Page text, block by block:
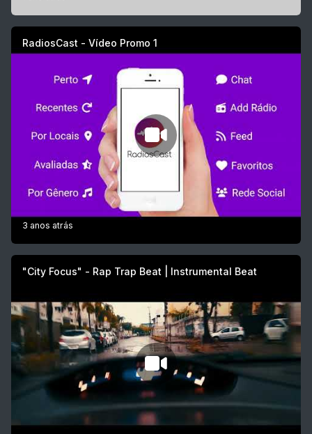
RadiosCast - Vídeo Promo 1
3 anos atrás
"City Focus" - Rap Trap Beat | Instrumental Beat